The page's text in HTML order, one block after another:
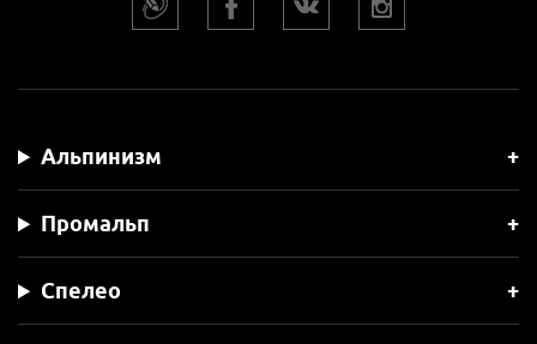
Альпинизм
Промальп
Спелео